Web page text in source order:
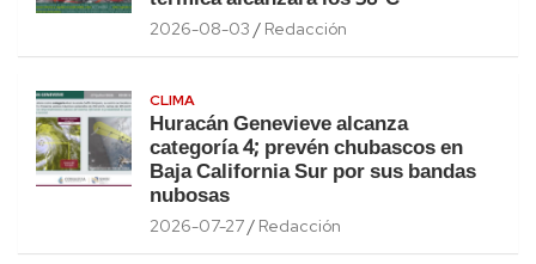
2026-08-03 Redacción
CLIMA
Huracán Genevieve alcanza
categoría 4; prevén chubascos en
Baja California Sur por sus bandas
nubosas
2026-07-27 Redacción